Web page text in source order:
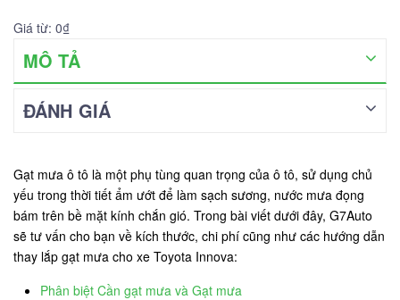
Giá từ: 0₫
MÔ TẢ
ĐÁNH GIÁ
Gạt mưa ô tô là một phụ tùng quan trọng của ô tô, sử dụng chủ
yếu trong thời tiết ẩm ướt để làm sạch sương, nước mưa đọng
bám trên bề mặt kính chắn gió. Trong bài viết dưới đây, G7Auto
sẽ tư vấn cho bạn về kích thước, chi phí cũng như các hướng dẫn
thay lắp gạt mưa cho xe Toyota Innova:
Phân biệt Cần gạt mưa và Gạt mưa